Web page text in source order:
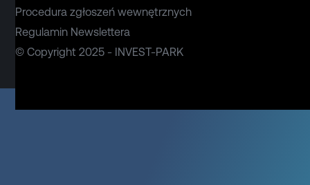
© Copyright 2025 - INVEST-PARK
Procedura zgłoszeń wewnętrznych
Regulamin Newslettera